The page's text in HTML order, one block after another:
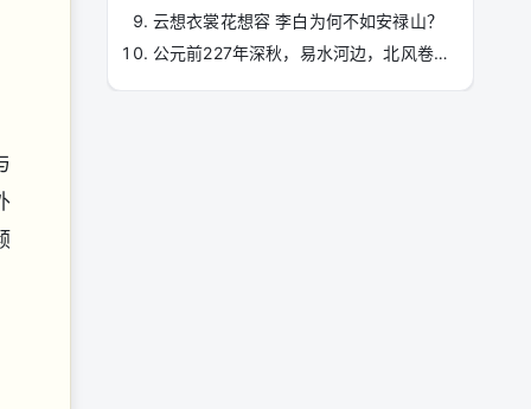
云想衣裳花想容 李白为何不如安禄山？
公元前227年深秋，易水河边，北风卷起枯叶。高渐离的筑声凄凉刺骨，荆轲头也不回的登上了去往咸阳的马车。对，本篇文章讲的是人尽皆知，小学生都知道的荆轲刺秦。俗话说，历史事件随着时光流逝而意义日减，何况荆轲刺秦之事也已盖棺定论，——这是一个刺客的 ...